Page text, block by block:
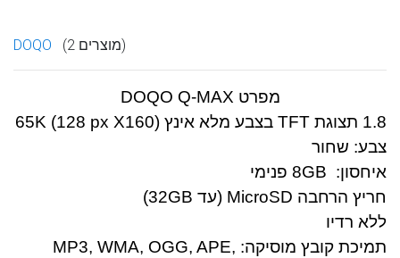
DOQO (2 מוצרים)
מפרט DOQO Q-MAX
1.8 תצוגת
TFT בצבע מלא אינץ K (128 px X160)
65
צבע: שחור
איחסון: 8GB פנימי
חריץ הרחבה MicroSD (עד 32GB
)
ללא רדיו
תמיכת קובץ מוסיקה: MP3, WMA, OGG, APE,